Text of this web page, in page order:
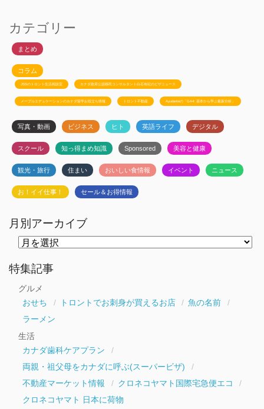
カテゴリー
まとめ
コラム
JSSのトロント生活相談室 カナダ政府公認移民コンサルタント白石有紀のビザニュース
メープルエデュケーションのカナダ留学お役立ち情報 トロント不動産 Ayudanteの「GA4: 基本から学ぶ最新分析」
写真・動画 ビジネス ヒト 英語ライフ デジタル
スクール 知っ得まめ知識 Sponsored 美容と健康
観光・旅行 住まい おいしい食情報 イベント ニュース
お！イイ仕事！ セール＆お得情報
月別アーカイブ
ー
カ
特集記事
グルメ
おせち
トロントでお刺身が買えるお店
魚の名前
ラーメン
生活
カナダ歯科ケアプラン
両親・祖父母をカナダに呼ぶ(スーパービザ)
不動産マーケット情報
クロネコヤマト国際宅急便エコ
クロネコヤマト 日本に荷物